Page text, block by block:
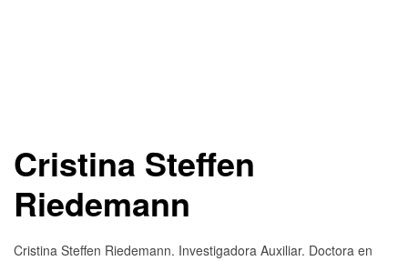
Cristina Steffen
Riedemann
Cristina Steffen Riedemann. Investigadora Auxiliar. Doctora en